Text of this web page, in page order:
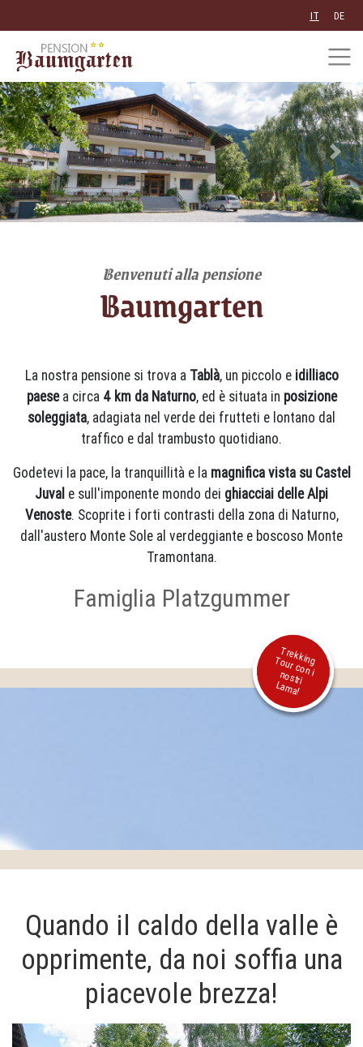
IT DE
Previous Next
Benvenuti alla pensione
Baumgarten
La nostra pensione si trova a Tablà, un piccolo e idilliaco
paesea circa 4 km da Naturno, ed è situata in posizione
soleggiata, adagiata nel verde dei frutteti e lontano dal
traffico e dal trambusto quotidiano.
Godetevi la pace, la tranquillità e la magnifica vista su Castel
Juval e sull'imponente mondo dei ghiacciai delle Alpi
Venoste. Scoprite i forti contrasti della zona di Naturno,
dall'austero Monte Sole al verdeggiante e boscoso Monte
Tramontana.
Famiglia Platzgummer
T
rekking T
o
ur co
n i no
stri
Lam
a!
Quando il caldo della valle è
opprimente, da noi soffia una
piacevole brezza!